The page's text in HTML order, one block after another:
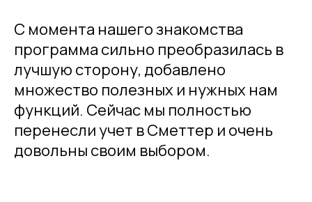
С момента нашего знакомства
программа сильно преобразилась в
лучшую сторону, добавлено
множество полезных и нужных нам
функций. Сейчас мы полностью
перенесли учет в Сметтер и очень
довольны своим выбором.